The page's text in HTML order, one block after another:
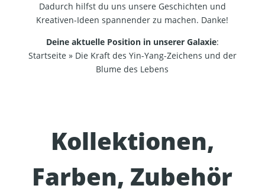
Dadurch hilfst du uns unsere Geschichten und
Kreativen-Ideen spannender zu machen. Danke!
Deine aktuelle Position in unserer Galaxie:
Startseite » Die Kraft des Yin-Yang-Zeichens und der
Blume des Lebens
Kollektionen,
Farben, Zubehör